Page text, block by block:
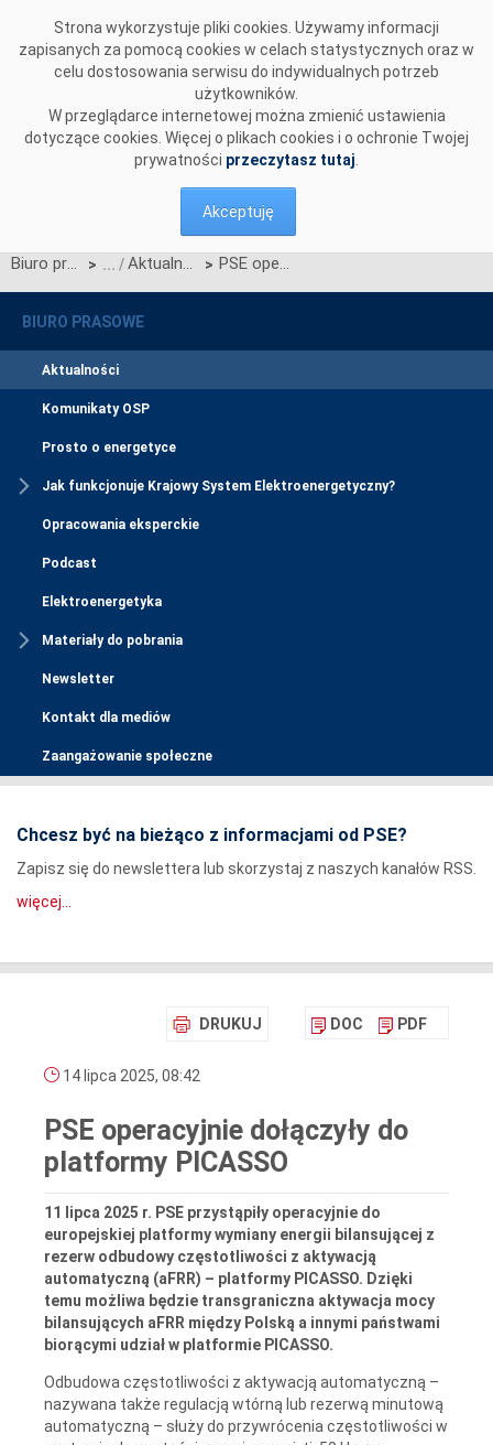
Strona wykorzystuje pliki cookies. Używamy informacji
zapisanych za pomocą cookies w celach statystycznych oraz w
celu dostosowania serwisu do indywidualnych potrzeb
użytkowników.
W przeglądarce internetowej można zmienić ustawienia
dotyczące cookies. Więcej o plikach cookies i o ochronie Twojej
prywatności przeczytasz tutaj
Akceptuję
Biuro prasowe > Aktualności > PSE operacyjnie dołączyły do platformy PICASSO
BIURO PRASOWE
Aktualności
Komunikaty OSP
Prosto o energetyce
Jak funkcjonuje Krajowy System Elektroenergetyczny?
Opracowania eksperckie
Podcast
Elektroenergetyka
Materiały do pobrania
Newsletter
Kontakt dla mediów
Zaangażowanie społeczne
Chcesz być na bieżąco z informacjami od PSE?
Zapisz się do newslettera lub skorzystaj z naszych kanałów RSS.
więcej...
DRUKUJ DOC PDF
14 lipca 2025, 08:42
PSE operacyjnie dołączyły do
platformy PICASSO
11 lipca 2025 r. PSE przystąpiły operacyjnie do
europejskiej platformy wymiany energii bilansującej z
rezerw odbudowy częstotliwości z aktywacją
automatyczną (aFRR) – platformy PICASSO. Dzięki
temu możliwa będzie transgraniczna aktywacja mocy
bilansujących aFRR między Polską a innymi państwami
biorącymi udział w platformie PICASSO.
Odbudowa częstotliwości z aktywacją automatyczną –
nazywana także regulacją wtórną lub rezerwą minutową
automatyczną – służy do przywrócenia częstotliwości w